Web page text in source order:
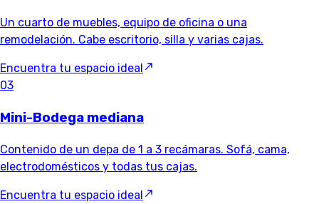
Un cuarto de muebles, equipo de oficina o una
remodelación. Cabe escritorio, silla y varias cajas.
Encuentra tu espacio ideal
03
Mini-Bodega mediana
Contenido de un depa de 1 a 3 recámaras. Sofá, cama,
electrodomésticos y todas tus cajas.
Encuentra tu espacio ideal